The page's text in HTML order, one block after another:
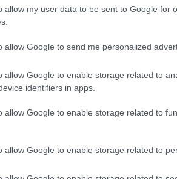
allow my user data to be sent to Google for
allow Google to send me personalized
allow Google to enable storage related to
identifiers in apps.
allow Google to enable storage related to
allow Google to enable storage related to
szemhéjplasztika
hasplasztikaorrplasztika